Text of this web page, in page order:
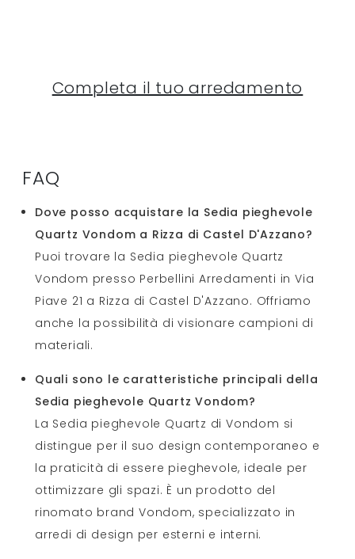
Completa il tuo arredamento
FAQ
Dove posso acquistare la Sedia pieghevole
Quartz Vondom a Rizza di Castel D'Azzano?
Puoi trovare la Sedia pieghevole Quartz
Vondom presso Perbellini Arredamenti in Via
Piave 21 a Rizza di Castel D'Azzano. Offriamo
anche la possibilità di visionare campioni di
materiali.
Quali sono le caratteristiche principali della
Sedia pieghevole Quartz Vondom?
La Sedia pieghevole Quartz di Vondom si
distingue per il suo design contemporaneo e
la praticità di essere pieghevole, ideale per
ottimizzare gli spazi. È un prodotto del
rinomato brand Vondom, specializzato in
arredi di design per esterni e interni.